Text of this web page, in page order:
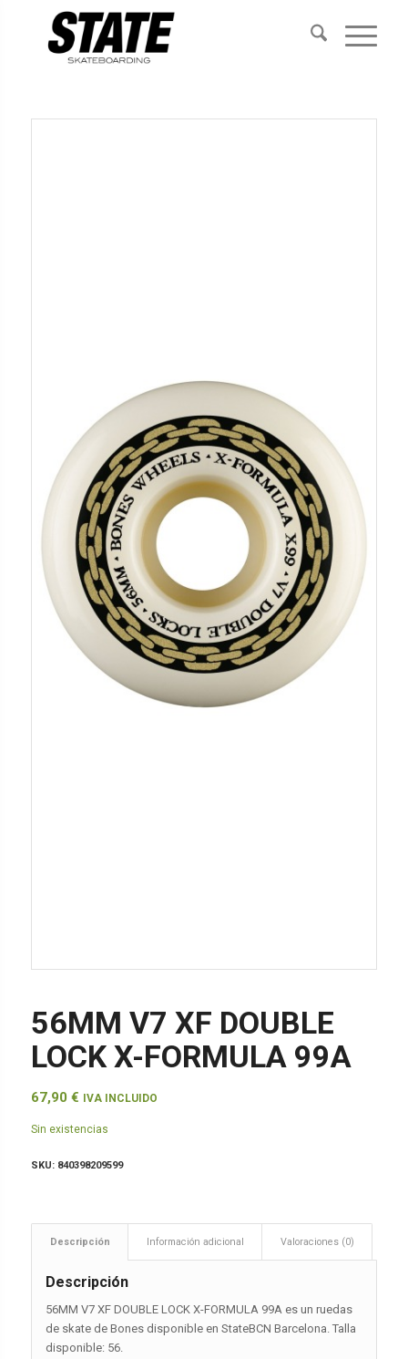
56MM V7 XF DOUBLE
LOCK X-FORMULA 99A
67,90 € IVA INCLUIDO
Sin existencias
SKU: 840398209599
Descripción Información adicional Valoraciones (0)
Descripción
56MM V7 XF DOUBLE LOCK X-FORMULA 99A es un ruedas
de skate de Bones disponible en StateBCN Barcelona. Talla
disponible: 56.